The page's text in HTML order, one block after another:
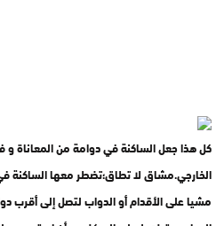
كل هذا جعل الساكنة في دوامة من المعاناة
الخارجي.مشاق لا تطاق؛تضطر معها الساكنة
مشيا على الأقدام أو الدواب لتصل إلى أقرب